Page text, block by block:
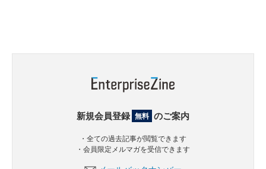
新規会員登録 無料 のご案内
・全ての過去記事が閲覧できます
・会員限定メルマガを受信できます